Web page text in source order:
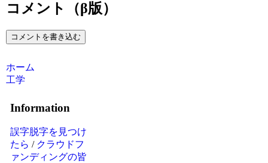
コメント（β版）
コメントを書き込む
ホーム
工学
Information
誤字脱字を見つけ
たら / クラウドフ
ァンディングの皆